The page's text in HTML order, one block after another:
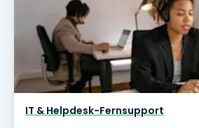
IT & Helpdesk-Fernsupport